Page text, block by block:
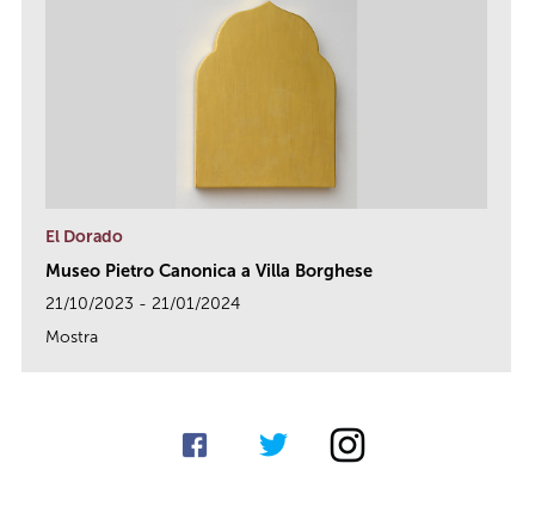
El Dorado
Museo Pietro Canonica a Villa Borghese
21/10/2023 - 21/01/2024
Mostra